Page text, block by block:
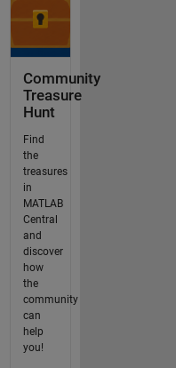
Community
Treasure
Hunt
Find
the
treasures
in
MATLAB
Central
and
discover
how
the
community
can
help
you!